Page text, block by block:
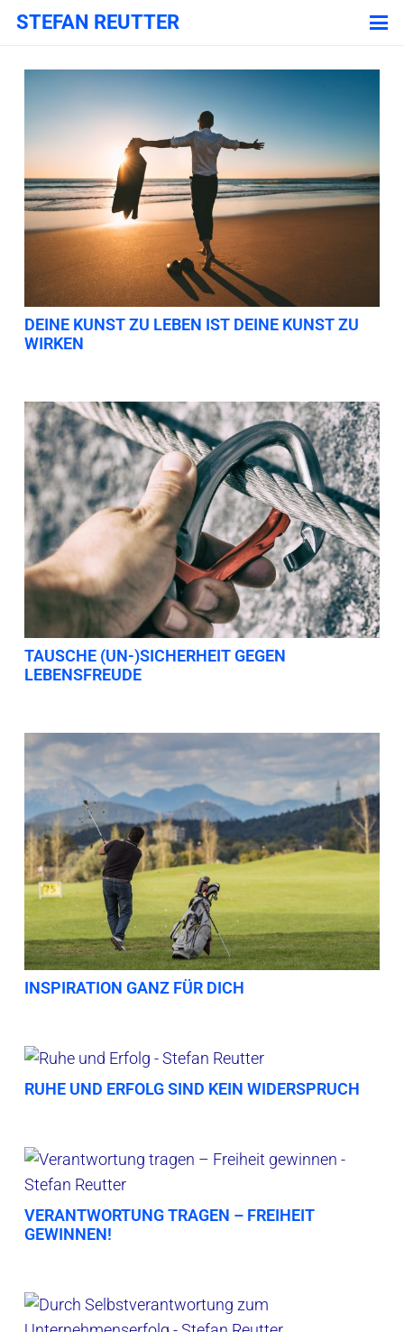
STEFAN REUTTER
DEINE KUNST ZU LEBEN IST DEINE KUNST ZU
WIRKEN
TAUSCHE (UN-)SICHERHEIT GEGEN
LEBENSFREUDE
INSPIRATION GANZ FÜR DICH
RUHE UND ERFOLG SIND KEIN WIDERSPRUCH
VERANTWORTUNG TRAGEN – FREIHEIT
GEWINNEN!